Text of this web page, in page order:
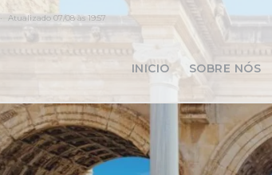
Atualizado 07/08 às 19:57
INICIO SOBRE NÓS